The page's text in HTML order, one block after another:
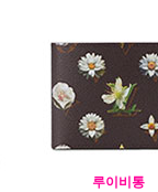
루이비통